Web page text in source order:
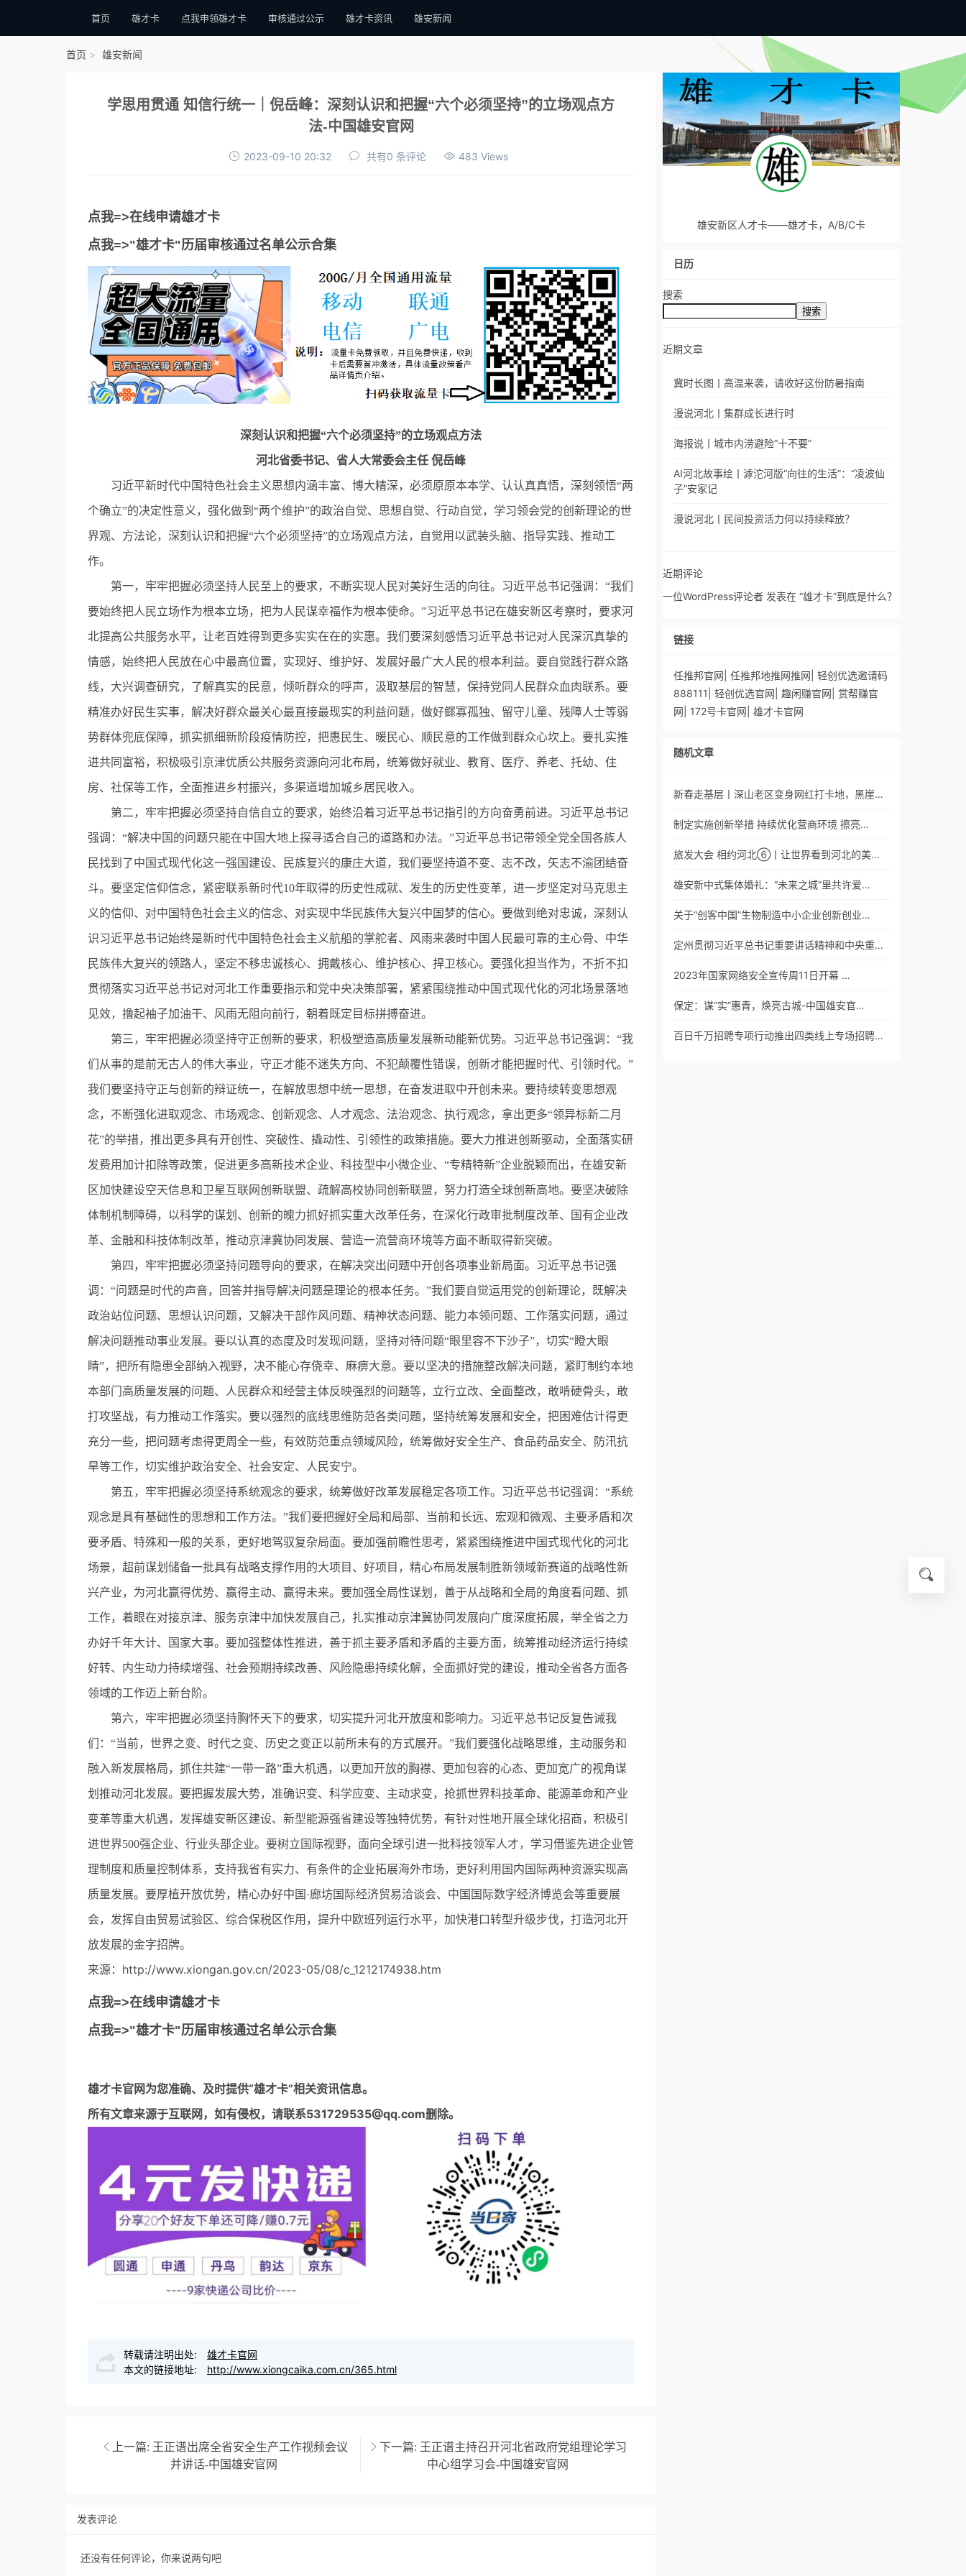
首页 雄才卡 点我申领雄才卡 审核通过公示 雄才卡资讯 雄安新闻
首页 雄安新闻
学思用贯通 知信行统一｜倪岳峰：深刻认识和把握“六个必须坚持”的立场观点方
法-中国雄安官网
2023-09-10 20:32 共有0 条评论 483 Views
点我=>在线申请雄才卡
点我=>"雄才卡"历届审核通过名单公示合集
深刻认识和把握“六个必须坚持”的立场观点方法
河北省委书记、省人大常委会主任 倪岳峰
习近平新时代中国特色社会主义思想内涵丰富、博大精深，必须原原本本学、认认真真悟，深刻领悟“两
个确立”的决定性意义，强化做到“两个维护”的政治自觉、思想自觉、行动自觉，学习领会党的创新理论的世
界观、方法论，深刻认识和把握“六个必须坚持”的立场观点方法，自觉用以武装头脑、指导实践、推动工
作。
第一，牢牢把握必须坚持人民至上的要求，不断实现人民对美好生活的向往。习近平总书记强调：“我们
要始终把人民立场作为根本立场，把为人民谋幸福作为根本使命。”习近平总书记在雄安新区考察时，要求河
北提高公共服务水平，让老百姓得到更多实实在在的实惠。我们要深刻感悟习近平总书记对人民深沉真挚的
情感，始终把人民放在心中最高位置，实现好、维护好、发展好最广大人民的根本利益。要自觉践行群众路
线，大兴调查研究，了解真实的民意，倾听群众的呼声，汲取基层的智慧，保持党同人民群众血肉联系。要
精准办好民生实事，解决好群众最关心最直接最现实的利益问题，做好鳏寡孤独、留守儿童、残障人士等弱
势群体兜底保障，抓实抓细新阶段疫情防控，把惠民生、暖民心、顺民意的工作做到群众心坎上。要扎实推
进共同富裕，积极吸引京津优质公共服务资源向河北布局，统筹做好就业、教育、医疗、养老、托幼、住
房、社保等工作，全面推进乡村振兴，多渠道增加城乡居民收入。
第二，牢牢把握必须坚持自信自立的要求，始终沿着习近平总书记指引的方向奋勇前进。习近平总书记
强调：“解决中国的问题只能在中国大地上探寻适合自己的道路和办法。”习近平总书记带领全党全国各族人
民找到了中国式现代化这一强国建设、民族复兴的康庄大道，我们要坚持道不变、志不改，矢志不渝团结奋
斗。要坚定信仰信念，紧密联系新时代10年取得的历史性成就、发生的历史性变革，进一步坚定对马克思主
义的信仰、对中国特色社会主义的信念、对实现中华民族伟大复兴中国梦的信心。要做到绝对忠诚，深刻认
识习近平总书记始终是新时代中国特色社会主义航船的掌舵者、风雨来袭时中国人民最可靠的主心骨、中华
民族伟大复兴的领路人，坚定不移忠诚核心、拥戴核心、维护核心、捍卫核心。要强化担当作为，不折不扣
贯彻落实习近平总书记对河北工作重要指示和党中央决策部署，紧紧围绕推动中国式现代化的河北场景落地
见效，撸起袖子加油干、风雨无阻向前行，朝着既定目标拼搏奋进。
第三，牢牢把握必须坚持守正创新的要求，积极塑造高质量发展新动能新优势。习近平总书记强调：“我
们从事的是前无古人的伟大事业，守正才能不迷失方向、不犯颠覆性错误，创新才能把握时代、引领时代。”
我们要坚持守正与创新的辩证统一，在解放思想中统一思想，在奋发进取中开创未来。要持续转变思想观
念，不断强化进取观念、市场观念、创新观念、人才观念、法治观念、执行观念，拿出更多“领异标新二月
花”的举措，推出更多具有开创性、突破性、撬动性、引领性的政策措施。要大力推进创新驱动，全面落实研
发费用加计扣除等政策，促进更多高新技术企业、科技型中小微企业、“专精特新”企业脱颖而出，在雄安新
区加快建设空天信息和卫星互联网创新联盟、疏解高校协同创新联盟，努力打造全球创新高地。要坚决破除
体制机制障碍，以科学的谋划、创新的魄力抓好抓实重大改革任务，在深化行政审批制度改革、国有企业改
革、金融和科技体制改革，推动京津冀协同发展、营造一流营商环境等方面不断取得新突破。
第四，牢牢把握必须坚持问题导向的要求，在解决突出问题中开创各项事业新局面。习近平总书记强
调：“问题是时代的声音，回答并指导解决问题是理论的根本任务。”我们要自觉运用党的创新理论，既解决
政治站位问题、思想认识问题，又解决干部作风问题、精神状态问题、能力本领问题、工作落实问题，通过
解决问题推动事业发展。要以认真的态度及时发现问题，坚持对待问题“眼里容不下沙子”，切实“瞪大眼
睛”，把所有隐患全部纳入视野，决不能心存侥幸、麻痹大意。要以坚决的措施整改解决问题，紧盯制约本地
本部门高质量发展的问题、人民群众和经营主体反映强烈的问题等，立行立改、全面整改，敢啃硬骨头，敢
打攻坚战，有力推动工作落实。要以强烈的底线思维防范各类问题，坚持统筹发展和安全，把困难估计得更
充分一些，把问题考虑得更周全一些，有效防范重点领域风险，统筹做好安全生产、食品药品安全、防汛抗
旱等工作，切实维护政治安全、社会安定、人民安宁。
第五，牢牢把握必须坚持系统观念的要求，统筹做好改革发展稳定各项工作。习近平总书记强调：“系统
观念是具有基础性的思想和工作方法。”我们要把握好全局和局部、当前和长远、宏观和微观、主要矛盾和次
要矛盾、特殊和一般的关系，更好地驾驭复杂局面。要加强前瞻性思考，紧紧围绕推进中国式现代化的河北
场景，超前谋划储备一批具有战略支撑作用的大项目、好项目，精心布局发展制胜新领域新赛道的战略性新
兴产业，为河北赢得优势、赢得主动、赢得未来。要加强全局性谋划，善于从战略和全局的角度看问题、抓
工作，着眼在对接京津、服务京津中加快发展自己，扎实推动京津冀协同发展向广度深度拓展，举全省之力
办好千年大计、国家大事。要加强整体性推进，善于抓主要矛盾和矛盾的主要方面，统筹推动经济运行持续
好转、内生动力持续增强、社会预期持续改善、风险隐患持续化解，全面抓好党的建设，推动全省各方面各
领域的工作迈上新台阶。
第六，牢牢把握必须坚持胸怀天下的要求，切实提升河北开放度和影响力。习近平总书记反复告诫我
们：“当前，世界之变、时代之变、历史之变正以前所未有的方式展开。”我们要强化战略思维，主动服务和
融入新发展格局，抓住共建“一带一路”重大机遇，以更加开放的胸襟、更加包容的心态、更加宽广的视角谋
划推动河北发展。要把握发展大势，准确识变、科学应变、主动求变，抢抓世界科技革命、能源革命和产业
变革等重大机遇，发挥雄安新区建设、新型能源强省建设等独特优势，有针对性地开展全球化招商，积极引
进世界500强企业、行业头部企业。要树立国际视野，面向全球引进一批科技领军人才，学习借鉴先进企业管
理制度和质量控制体系，支持我省有实力、有条件的企业拓展海外市场，更好利用国内国际两种资源实现高
质量发展。要厚植开放优势，精心办好中国·廊坊国际经济贸易洽谈会、中国国际数字经济博览会等重要展
会，发挥自由贸易试验区、综合保税区作用，提升中欧班列运行水平，加快港口转型升级步伐，打造河北开
放发展的金字招牌。
来源：http://www.xiongan.gov.cn/2023-05/08/c_1212174938.htm
点我=>在线申请雄才卡
点我=>"雄才卡"历届审核通过名单公示合集
雄才卡官网为您准确、及时提供“雄才卡”相关资讯信息。
所有文章来源于互联网，如有侵权，请联系531729535@qq.com删除。
转载请注明出处:
雄才卡官网
本文的链接地址:
http://www.xiongcaika.com.cn/365.html
上一篇: 王正谱出席全省安全生产工作视频会议
并讲话-中国雄安官网
下一篇: 王正谱主持召开河北省政府党组理论学习
中心组学习会-中国雄安官网
发表评论
还没有任何评论，你来说两句吧
雄安新区人才卡——雄才卡，A/B/C卡
日历
搜索
搜索
近期文章
冀时长图丨高温来袭，请收好这份防暑指南
漫说河北丨集群成长进行时
海报说丨城市内涝避险“十不要”
AI河北故事绘丨滹沱河版“向往的生活”：“凌波仙
子”安家记
漫说河北丨民间投资活力何以持续释放？
近期评论
一位WordPress评论者 发表在 “雄才卡”到底是什么？
链接
任推邦官网 任推邦地推网推网 轻创优选邀请码
888111
轻创优选官网 趣闲赚官网
赏帮赚官
网
172号卡官网 雄才卡官网
随机文章
新春走基层丨深山老区变身网红打卡地，黑崖…
制定实施创新举措 持续优化营商环境 擦亮…
旅发大会 相约河北⑥丨让世界看到河北的美…
雄安新中式集体婚礼：“未来之城”里共许爱…
关于“创客中国”生物制造中小企业创新创业…
定州贯彻习近平总书记重要讲话精神和中央重…
2023年国家网络安全宣传周11日开幕 …
保定：谋“实”惠青，焕亮古城-中国雄安官…
百日千万招聘专项行动推出四类线上专场招聘…